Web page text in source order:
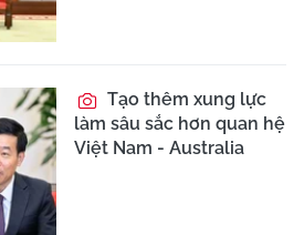
Tạo thêm xung lực
làm sâu sắc hơn quan hệ
Việt Nam - Australia